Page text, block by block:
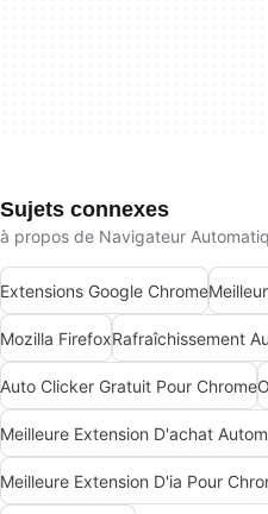
Sujets connexes
à propos de Navigateur
Extensions Google Chrome
Mozilla FirefoxRafraîchissement
Auto Clicker Gratuit Pour Chrome
Meilleure Extension D'ia Pour